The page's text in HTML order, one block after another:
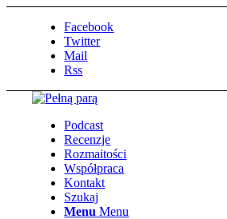
Facebook
Twitter
Mail
Rss
Podcast
Recenzje
Rozmaitości
Współpraca
Kontakt
Szukaj
Menu Menu